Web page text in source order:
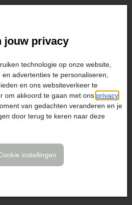
jouw privacy
technologie op onze website,
advertenties te personaliseren,
en ons websiteverkeer te
om akkoord te gaan met ons privacy
van gedachten veranderen en je
door terug te keren naar deze
instellingen